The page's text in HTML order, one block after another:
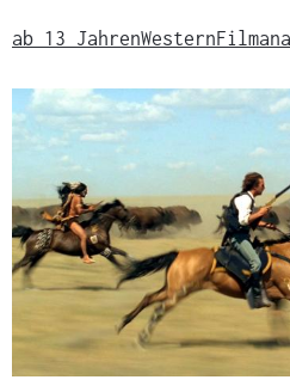
i
h
t
m
a
t
e
r
i
a
ab 13 JahrenWestern